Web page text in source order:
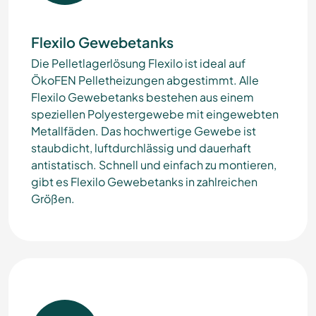
Flexilo Gewebetanks
Die Pelletlagerlösung Flexilo ist ideal auf
ÖkoFEN Pelletheizungen abgestimmt. Alle
Flexilo Gewebetanks bestehen aus einem
speziellen Polyestergewebe mit eingewebten
Metallfäden. Das hochwertige Gewebe ist
staubdicht, luftdurchlässig und dauerhaft
antistatisch. Schnell und einfach zu montieren,
gibt es Flexilo Gewebetanks in zahlreichen
Größen.